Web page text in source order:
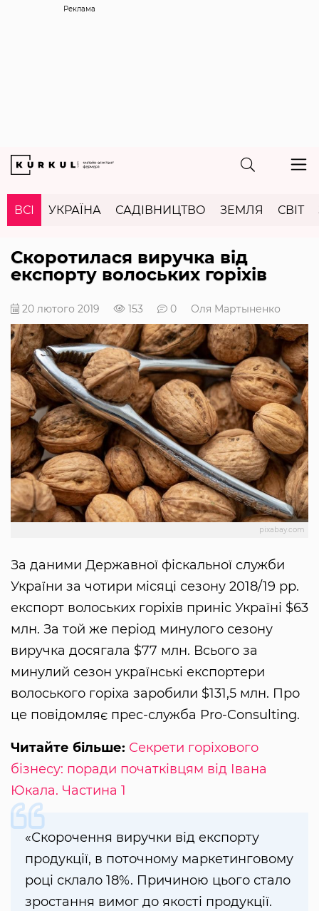
Реклама
ВСІ УКРАЇНА САДІВНИЦТВО ЗЕМЛЯ СВІТ
Скоротилася виручка від
експорту волоських горіхів
20 лютого 2019 153 0 Оля Мартыненко
pixabay.com
За даними Державної фіскальної служби
України за чотири місяці сезону 2018/19 рр.
експорт волоських горіхів приніс Україні $63
млн. За той же період минулого сезону
виручка досягала $77 млн. Всього за
минулий сезон українські експортери
волоського горіха заробили $131,5 млн. Про
це повідомляє прес-служба Pro-Consulting.
Читайте більше: Секрети горіхового
бізнесу: поради початківцям від Івана
Юкала. Частина 1
«Скорочення виручки від експорту
продукції, в поточному маркетинговому
році склало 18%. Причиною цього стало
зростання вимог до якості продукції.